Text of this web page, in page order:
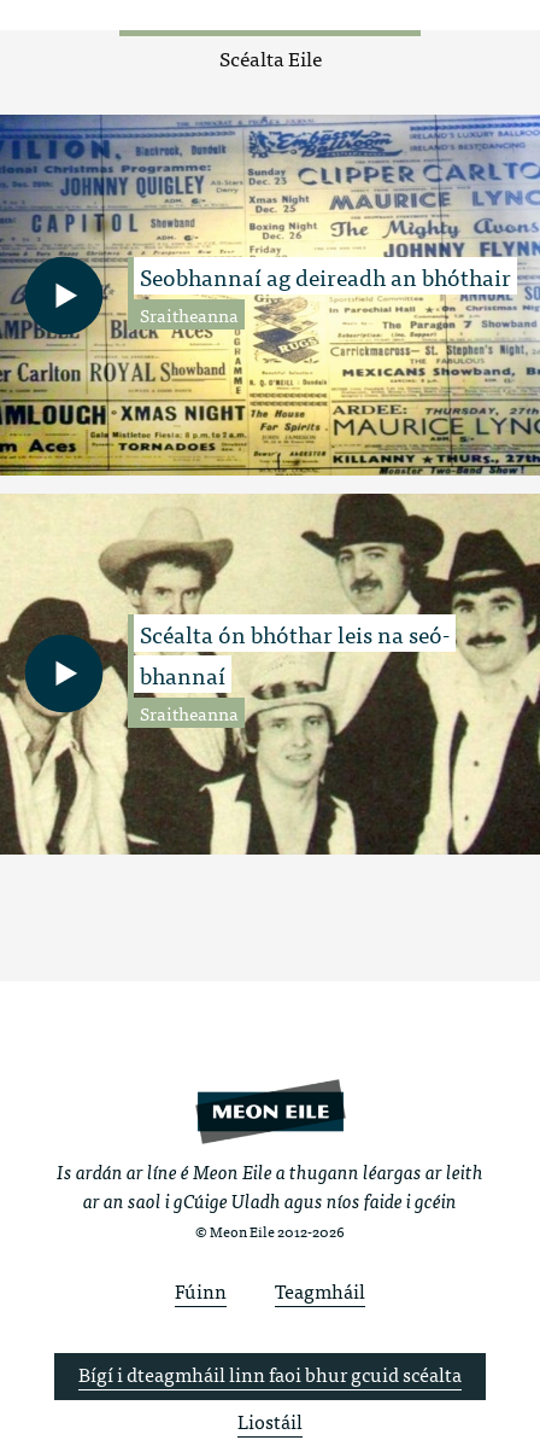
Scéalta Eile
Seobhannaí ag deireadh an bhóthair
Sraitheanna
Scéalta ón bhóthar leis na seó-
bhannaí
Sraitheanna
Is ardán ar líne é Meon Eile a thugann léargas ar leith
ar an saol i gCúige Uladh agus níos faide i gcéin
© Meon Eile 2012-2026
Fúinn Teagmháil
Bígí i dteagmháil linn faoi bhur gcuid scéalta
Liostáil